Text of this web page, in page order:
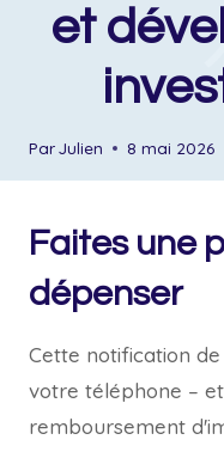
et
ParJulien 8 mai 2026
Faites une
dépenser
Cette notification
votre téléphone –
remboursement